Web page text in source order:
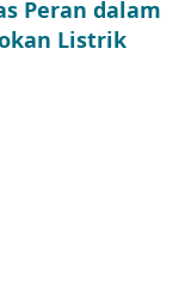
Peran dalam
Listrik